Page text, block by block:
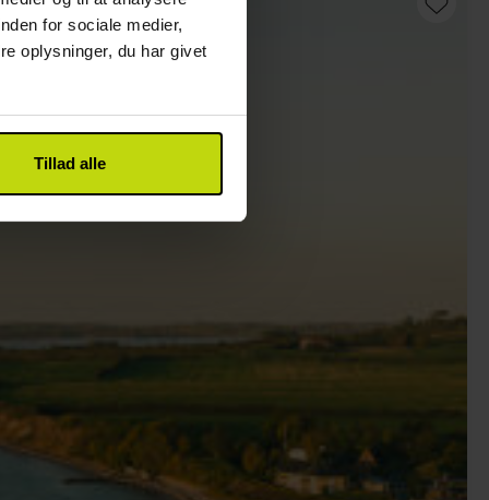
for sociale medier,
oplysninger, du har givet
Tillad alle